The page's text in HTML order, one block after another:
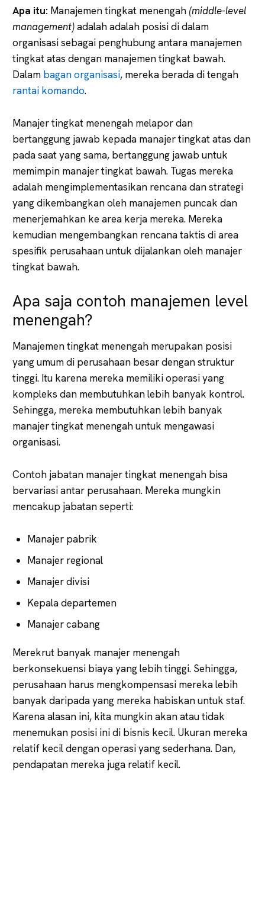
Apa itu: Manajemen tingkat menengah (middle-level
management)adalah adalah posisi di dalam
organisasi sebagai penghubung antara manajemen
tingkat atas dengan manajemen tingkat bawah.
Dalam bagan organisasi, mereka berada di tengah
rantai komando.
Manajer tingkat menengah melapor dan
bertanggung jawab kepada manajer tingkat atas dan
pada saat yang sama, bertanggung jawab untuk
memimpin manajer tingkat bawah. Tugas mereka
adalah mengimplementasikan rencana dan strategi
yang dikembangkan oleh manajemen puncak dan
menerjemahkan ke area kerja mereka. Mereka
kemudian mengembangkan rencana taktis di area
spesifik perusahaan untuk dijalankan oleh manajer
tingkat bawah.
Apa saja contoh manajemen level
menengah?
Manajemen tingkat menengah merupakan posisi
yang umum di perusahaan besar dengan struktur
tinggi. Itu karena mereka memiliki operasi yang
kompleks dan membutuhkan lebih banyak kontrol.
Sehingga, mereka membutuhkan lebih banyak
manajer tingkat menengah untuk mengawasi
organisasi.
Contoh jabatan manajer tingkat menengah bisa
bervariasi antar perusahaan. Mereka mungkin
mencakup jabatan seperti:
Manajer pabrik
Manajer regional
Manajer divisi
Kepala departemen
Manajer cabang
Merekrut banyak manajer menengah
berkonsekuensi biaya yang lebih tinggi. Sehingga,
perusahaan harus mengkompensasi mereka lebih
banyak daripada yang mereka habiskan untuk staf.
Karena alasan ini, kita mungkin akan atau tidak
menemukan posisi ini di bisnis kecil. Ukuran mereka
relatif kecil dengan operasi yang sederhana. Dan,
pendapatan mereka juga relatif kecil.